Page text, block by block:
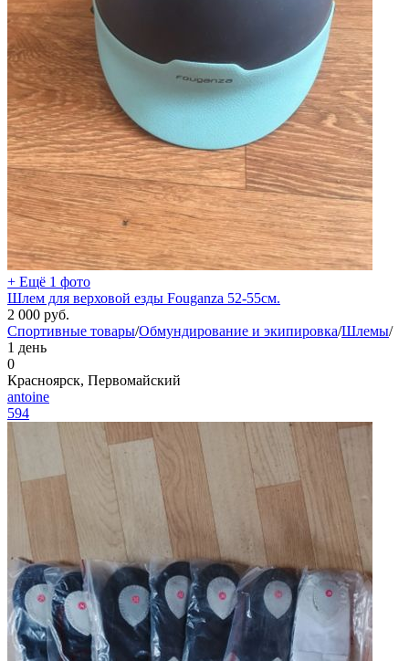
+ Ещё 1 фото
Шлем для верховой езды Fouganza 52-55см.
2 000 руб.
Спортивные товары/Обмундирование и экипировка/Шлемы/
1 день
0
Красноярск, Первомайский
antoine
594